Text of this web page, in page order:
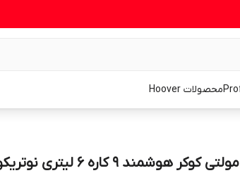
محصولات Hoover
مولتی کوکر هوشمند 9 کاره